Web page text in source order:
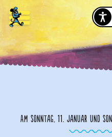
Am Sonntag, 11. Januar und